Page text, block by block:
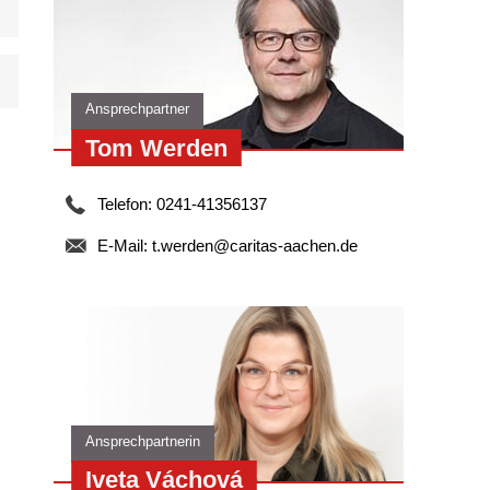
Ansprechpartner
Tom Werden
Telefon: 0241-41356137
E-Mail: t.werden@caritas-aachen.de
Ansprechpartnerin
Iveta Váchová